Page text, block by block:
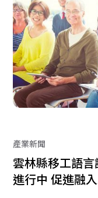
產業新聞
雲林縣移工語
進行中 促進融